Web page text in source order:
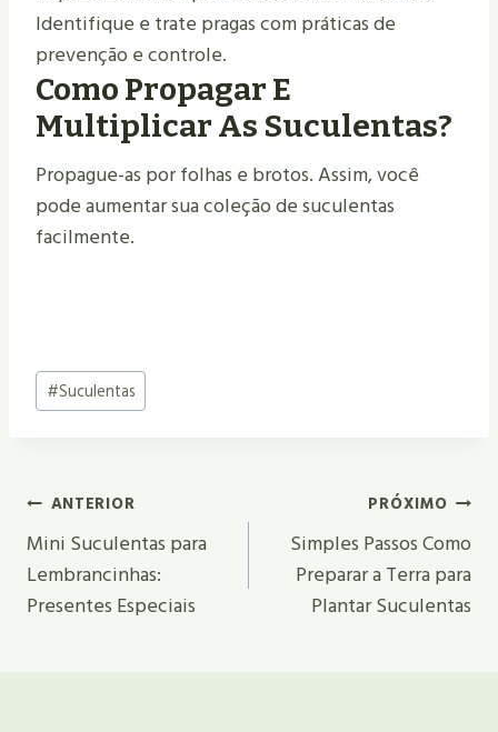
Identifique e trate pragas com práticas de
prevenção e controle.
Como Propagar E
Multiplicar As Suculentas?
Propague-as por folhas e brotos. Assim, você
pode aumentar sua coleção de suculentas
facilmente.
Tags
do
#Suculentas
Navegação
De
Post
ANTERIOR
Mini Suculentas para
Lembrancinhas:
Presentes Especiais
PRÓXIMO
Simples Passos Como
Preparar a Terra para
Plantar Suculentas